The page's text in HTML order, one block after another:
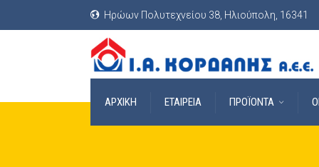
Ηρώων Πολυτεχνείου 38, Ηλιούπολη, 16341
ΑΡΧΙΚΗ ΕΤΑΙΡΕΙΑ ΠΡΟΪΟΝΤΑ